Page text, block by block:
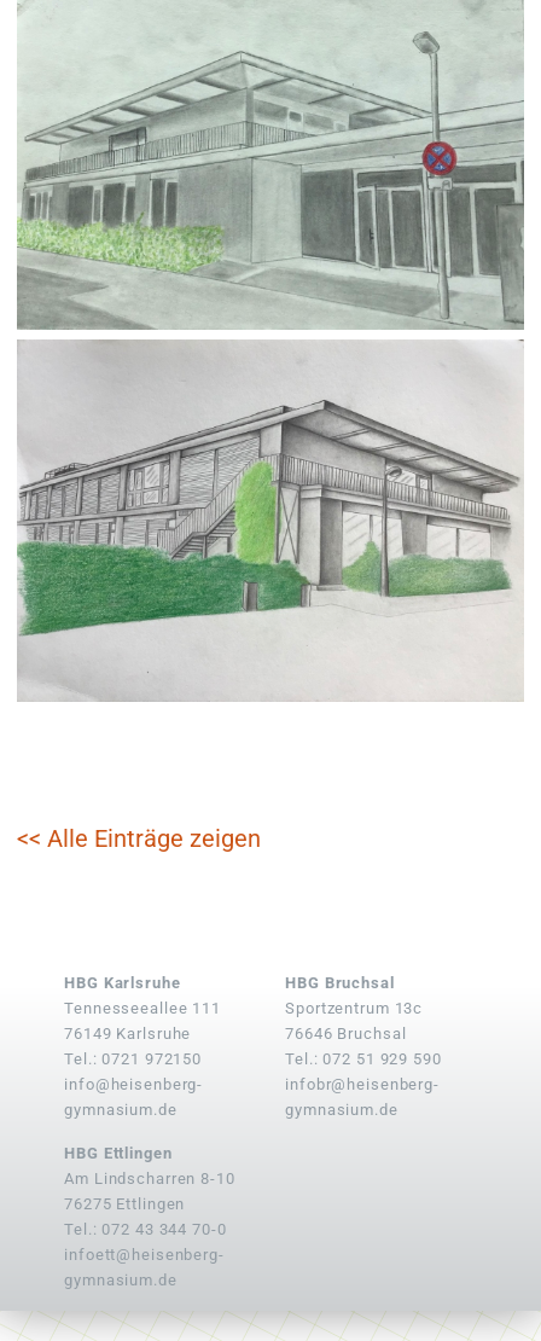
<< Alle Einträge zeigen
HBG Karlsruhe
Tennesseeallee 111
76149 Karlsruhe
Tel.: 0721 972150
info@heisenberg-
gymnasium.de
HBG Bruchsal
Sportzentrum 13c
76646 Bruchsal
Tel.: 072 51 929 590
infobr@heisenberg-
gymnasium.de
HBG Ettlingen
Am Lindscharren 8-10
76275 Ettlingen
Tel.: 072 43 344 70-0
infoett@heisenberg-
gymnasium.de